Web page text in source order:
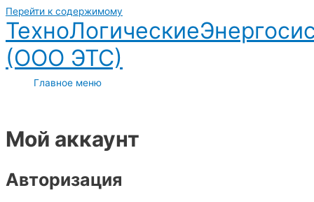
Перейти к содержимому
(ООО ЭТС)
Главное меню
Мой аккаунт
Авторизация